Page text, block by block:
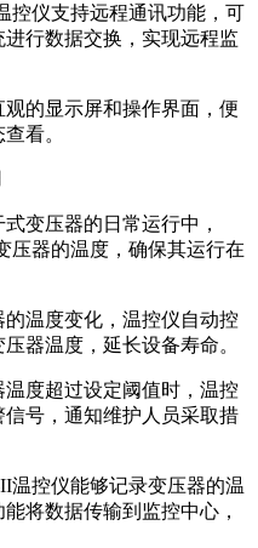
控仪支持远程通讯功能，可
行数据交换，实现远程监
的显示屏和操作界面，便
看。
变压器的日常运行中，
压器的温度，确保其运行在
温度变化，温控仪自动控
器温度，延长设备寿命。
度超过设定阈值时，温控
号，通知维护人员采取措
温控仪能够记录变压器的温
将数据传输到监控中心，